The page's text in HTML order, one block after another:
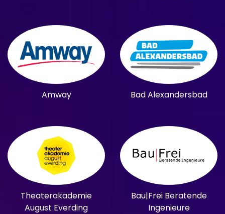
Amway Bad Alexandersbad
Theaterakademie
August Everding
Bau|Frei Beratende
Ingenieure